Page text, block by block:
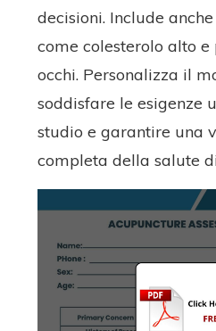
decisioni. Include
come colesterolo alto
occhi. Personalizza il
soddisfare le esigenze
studio e garantire una
completa della salute